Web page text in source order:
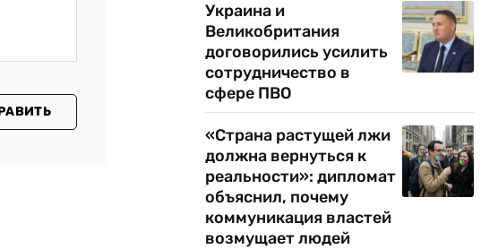
Украина и
Великобритания
договорились усилить
сотрудничество в
сфере ПВО
«Страна растущей лжи
должна вернуться к
реальности»: дипломат
объяснил, почему
коммуникация властей
возмущает людей